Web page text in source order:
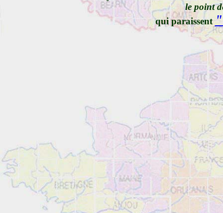
le point
qui paraissent"